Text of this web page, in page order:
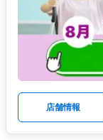
店舗情報